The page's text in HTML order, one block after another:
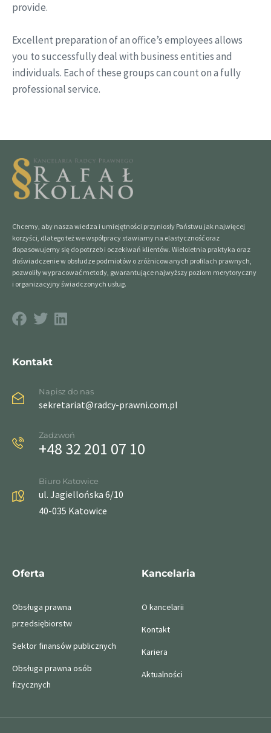
provide.
Excellent preparation of an office’s employees allows
you to successfully deal with business entities and
individuals. Each of these groups can count on a fully
professional service.
Chcemy, aby nasza wiedza i umiejętności przyniosły Państwu jak najwięcej
korzyści, dlatego też we współpracy stawiamy na elastyczność oraz
dopasowujemy się do potrzeb i oczekiwań klientów. Wieloletnia praktyka oraz
doświadczenie w obsłudze podmiotów o zróżnicowanych profilach prawnych,
pozwoliły wypracować metody, gwarantujące najwyższy poziom merytoryczny
i organizacyjny świadczonych usług.
Kontakt
Napisz do nas
sekretariat@radcy-prawni.com.pl
Zadzwoń
+48 32 201 07 10
Biuro Katowice
ul. Jagiellońska 6/10
40-035 Katowice
Oferta
Obsługa prawna
przedsiębiorstw
Sektor finansów publicznych
Obsługa prawna osób
fizycznych
Kancelaria
O kancelarii
Kontakt
Kariera
Aktualności